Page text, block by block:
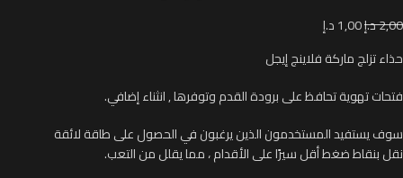
2,00د.إ1,00د.إ
حذاء تزلج ماركة فلاينج إيجل
فتحات تهوية تحافظ على برودة القدم وتوفرها , انثناء إضافي.
سوف يستفيد المستخدمون الذين يرغبون في الحصول على طاقة لائقة
نقل بنقاط ضغط أقل سيرًا على الأقدام ، مما يقلل من التعب.